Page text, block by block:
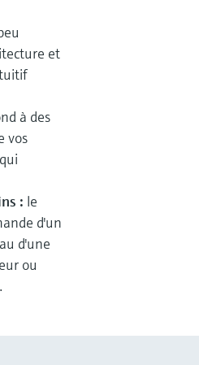
et
à des
vos
: le
d'un
d'une
ou